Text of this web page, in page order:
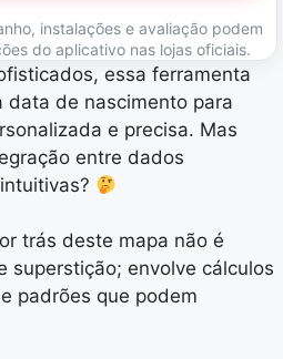
instalações e avaliação podem
do aplicativo nas lojas oficiais.
essa ferramenta
data de nascimento para
e precisa. Mas
entre dados
trás deste mapa não é
superstição; envolve cálculos
padrões que podem